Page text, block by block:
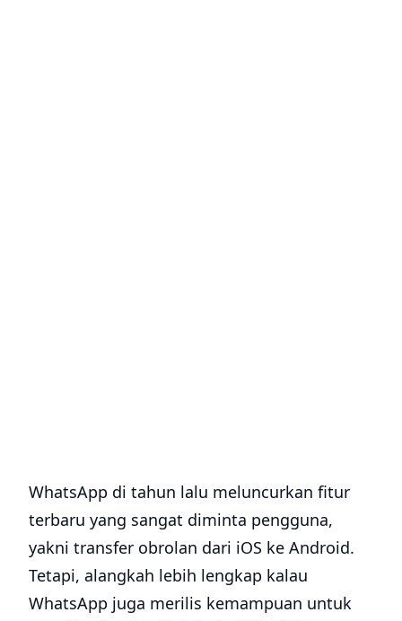
WhatsApp di tahun lalu meluncurkan fitur
terbaru yang sangat diminta pengguna,
yakni transfer obrolan dari iOS ke Android.
Tetapi, alangkah lebih lengkap kalau
WhatsApp juga merilis kemampuan untuk